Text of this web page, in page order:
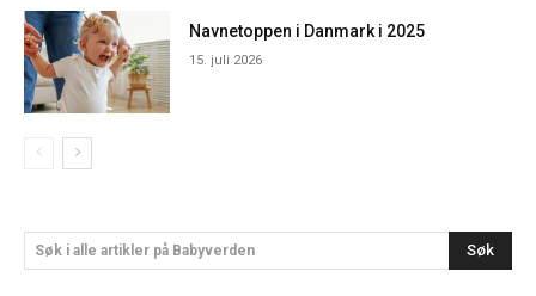
Navnetoppen i Danmark i 2025
15. juli 2026
Søk i alle artikler på Babyverden Søk